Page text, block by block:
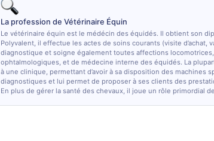
La profession de Vétérinaire Équin
Le vétérinaire équin est le médécin des équidés. Il obtient son
Polyvalent, il effectue les actes de soins courants (visite d’achat,
diagnostique et soigne également toutes affections
ophtalmologiques, et de médecine interne des équidés. La
à une clinique, permettant d’avoir à sa disposition des machines
diagnostiques et lui permet de proposer à ses clients des
En plus de gérer la santé des chevaux, il joue un rôle primordial